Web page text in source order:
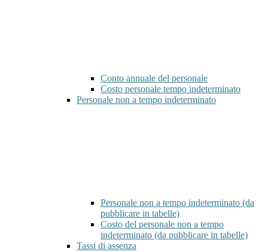
Conto annuale del personale
Costo personale tempo indeterminato
Personale non a tempo indeterminato
Personale non a tempo indeterminato (da
pubblicare in tabelle)
Costo del personale non a tempo
indeterminato (da pubblicare in tabelle)
Tassi di assenza